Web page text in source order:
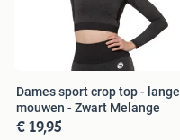
Dames sport crop top - lange
mouwen - Zwart Melange
€ 19,95